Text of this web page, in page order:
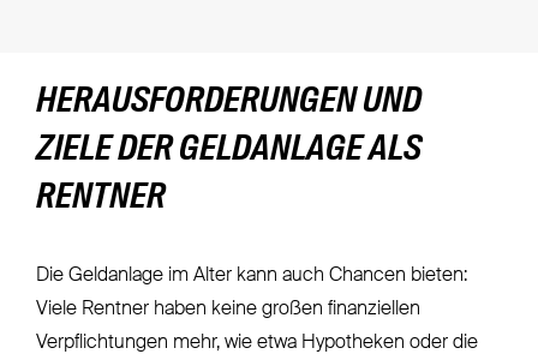
HERAUSFORDERUNGEN UND
ZIELE DER GELDANLAGE ALS
RENTNER
Die Geldanlage im Alter kann auch Chancen bieten:
Viele Rentner haben keine großen finanziellen
Verpflichtungen mehr, wie etwa Hypotheken oder die